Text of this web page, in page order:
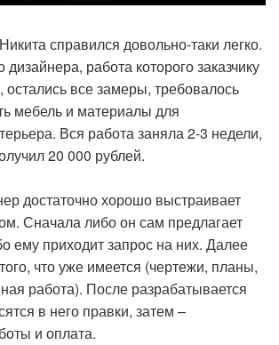
справился довольно-таки легко.
работа которого заказчику
остались все замеры, требовалось
мебель и материалы для
Вся работа заняла 2-3 недели,
20 000 рублей.
достаточно хорошо выстраивает
Сначала либо он сам предлагает
ему приходит запрос на них. Далее
что уже имеется (чертежи, планы,
работа). После разрабатывается
в него правки, затем –
и оплата.